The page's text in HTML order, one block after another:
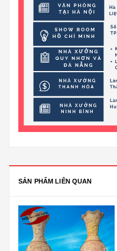
SẢN PHẨM LIÊN QUAN